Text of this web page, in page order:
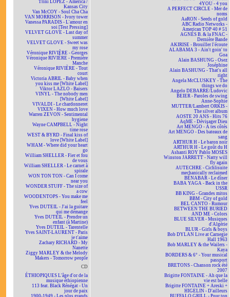
Trini LOPEZ - America /
Kansas City
Van McCOY - Soul Cha Cha
VAN MORRISON - Ivory tower
Vanessa PARADIS - L'amour en
soi [Test Pressing]
VELVET GLOVE - Last day of
summer
VELVET GLOVE - Sweet was
my rose
Véronique RIVIÈRE - Georges
Véronique RIVIÈRE - Première
Manche
Véronique RIVIÈRE - Tout
court
Victoria ABRIL - Baby when
you kiss me [White Label]
Viktor LAZLO - Baisers
VINYL - The nobody men
[White Label]
VIVALDI - Le chardonneret
VIXEN - How much love
Warren ZEVON - Sentimental
hygiene
Wayne CAMPBELL - Night
time rose
WEST & BYRD - Final kiss of
love [White Label]
WHAM - Where did your heart
go
William SHELLER - Fier et fou
de vous
William SHELLER - Le carnet à
spirale
WON TON TON - Can I come
near you
WONDER STUFF - The size of
a cow
WOODENTOPS - You make me
feel
Yves DUTEIL - J'ai la guitare
qui me démange
Yves DUTEIL - Prendre un
enfant (à Martine)
Yves DUTEIL - Tarentelle
Yves SAINT-LAURENT - Paris
je t'aime
Zachary RICHARD - My
Nanette
Ziggy MARLEY & the Melody
Makers - Tomorrow people
CD
ÉTHIOPIQUES L'âge d'or de la
musique éthiopienne
113 feat. Black Rénégat - Un
jour de paix
1900-1949 - Les plus grands
4YOU - 4 you
A PERFECT CIRCLE - Mer de
noms
AaRON - Seeds of gold
ABC Radio Networks -
American TOP 40 # 51
AGNÈS B. & la FNAC -
Dernière Bande
AKIRISE - Brouiller l'écoute
ALABAMA 3 - Ain't goin' to
Goa
Alain BASHUNG - Osez
Joséphine
Alain BASHUNG - That's all
right
Angela McCLUSKEY - The
things we do
Angelo DEBARRE/Ludovic
BEIER - Paroles de swing
Anne-Sophie
MUTTER/Lambert ORKIS -
The silver album
AOSTE 20 ANS - Hits 76
AqME - Dévisager Dieu
Art MENGO - À tes côtés
Art MENGO - Des bateaux de
sang
ARTHUR H - Le baron noir
ARTHUR H - Le goût du H
Ashanti ROY Pablo MOSES
Winston JARRETT - Natty will
fly again
AUTECHRE - Cichlisuite
mechanically reclaimed
BÉNABAR - Le dîner
BABA YAGA - Back in the
USSR
BB KING - Grandes mitos
BBM - City of gold
BEL CANTO - Rumour
BETWEEN THE BURIED
AND ME - Colors
BLUE SILVER - Musiques
d'Algérie
BLUR - Girls & boys
Bob DYLAN Live at Carnegie
Hall 1963
Bob MARLEY & the Wailers -
Kaya
BORDERS & 6° - Your musical
passport
BRETONS - Chanson rock été
2007
Brigitte FONTAINE - Ah que la
vie est belle
Brigitte FONTAINE + Areski +
HIGELIN - D'ailleurs
BUFFALO GRILL - Pour ton